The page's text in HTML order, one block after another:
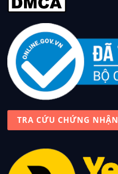
TRA CỨU CHỨNG NHẬN